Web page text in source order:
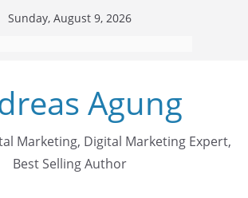
Sunday, August 9, 2026
Agung
Marketing, Digital Marketing Expert,
Best Selling Author